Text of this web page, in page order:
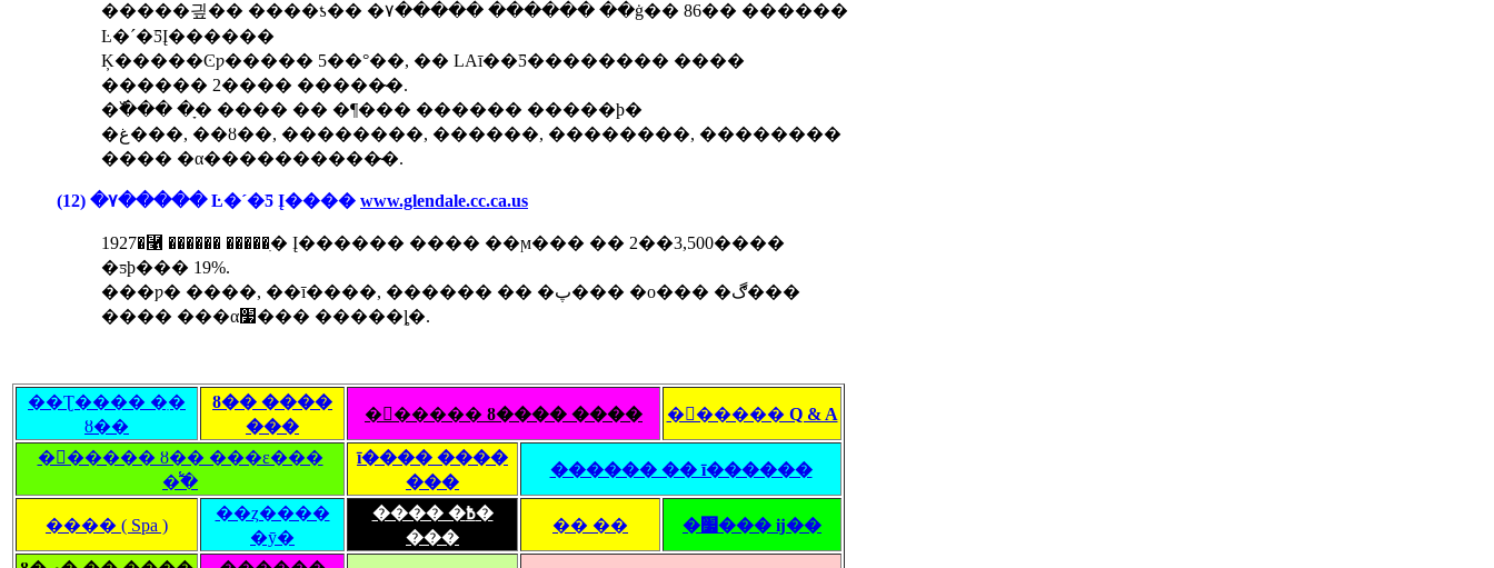
�����긮�� ����ƾ�� �۷����� ������ ��ġ�� 86�� ������
Ŀ�´�ƼĮ������
Ķ�����Ͼƿ����� 5��°��, �� LAī��Ƽ�������� ����
������ 2���� �����̴�.
�߰��� �ָ� ���� �� �¶��� ������ �����ϸ�
�غ���, ��ȣ��, ��������, ������, ��������, ��������
���� �α����������̴�.
(12) �۷����� Ŀ�´�Ƽ Į���� www.glendale.cc.ca.us
1927�⿡ ������ �����ִ� Į������ ���� ��ϻ��� �� 2��3,500����
�ƽþ��� 19%.
���ƿ� ����, ��ī����, ������ �� �پ��� �о��� �ڰ���
���� ���α׷��� �����ȴ�.
��Ʈ���� �ִ�
ȣ��
ȣ�� ����
���
�󽺺����� ȣ���� ���� �󽺺����� Q & A
�󽺺����� ȣ�� ���ε���
�̾߱�
ī���� ����
���
������ �� ī������
���� ( Spa )
��ȥ����
�ȳ�
���� �߿�
���
�� �� �׷��� ĳ��